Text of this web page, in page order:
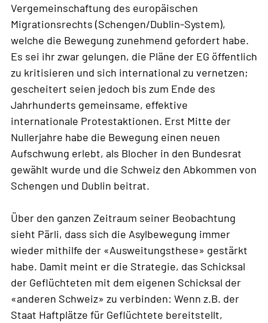
Vergemeinschaftung des europäischen
Migrationsrechts (Schengen/Dublin-System),
welche die Bewegung zunehmend gefordert habe.
Es sei ihr zwar gelungen, die Pläne der EG öffentlich
zu kritisieren und sich international zu vernetzen;
gescheitert seien jedoch bis zum Ende des
Jahrhunderts gemeinsame, effektive
internationale Protestaktionen. Erst Mitte der
Nullerjahre habe die Bewegung einen neuen
Aufschwung erlebt, als Blocher in den Bundesrat
gewählt wurde und die Schweiz den Abkommen von
Schengen und Dublin beitrat.
Über den ganzen Zeitraum seiner Beobachtung
sieht Pärli, dass sich die Asylbewegung immer
wieder mithilfe der «Ausweitungsthese» gestärkt
habe. Damit meint er die Strategie, das Schicksal
der Geflüchteten mit dem eigenen Schicksal der
«anderen Schweiz» zu verbinden: Wenn z.B. der
Staat Haftplätze für Geflüchtete bereitstellt,